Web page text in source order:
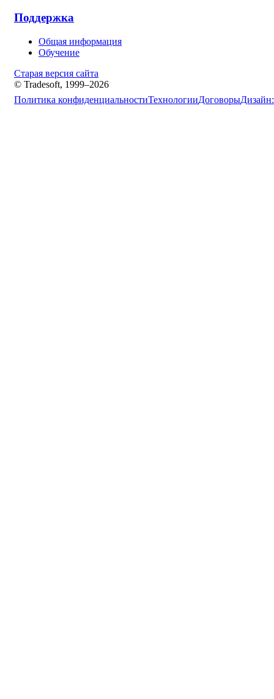
Поддержка
Общая информация
Обучение
Старая версия сайта
© Tradesoft, 1999–2026
Политика конфиденциальностиТехнологииДоговорыДизайн: